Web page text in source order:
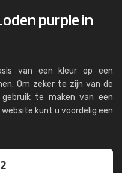
purple in
van een kleur op een
Om zeker te zijn van de
te maken van een
website kunt u voordelig een